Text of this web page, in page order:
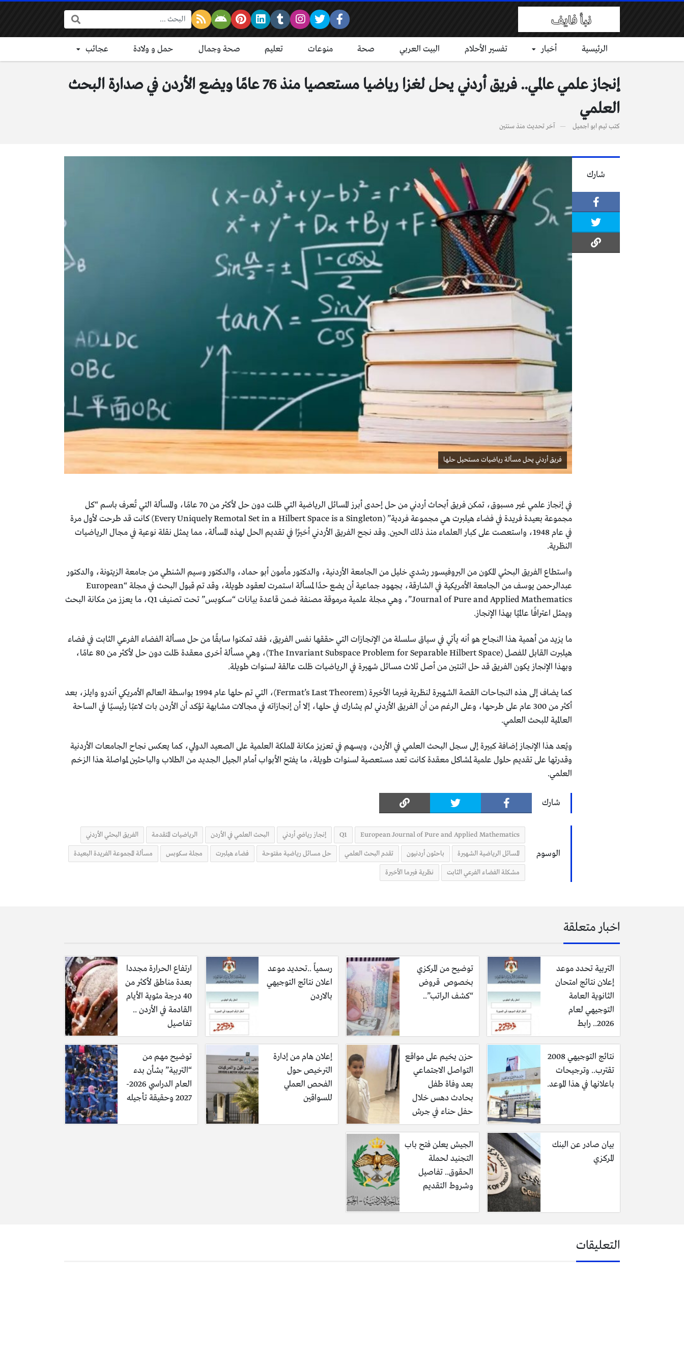
البحث:
الرئيسية أخبار تفسير الأحلام البيت العربي صحة منوعات تعليم صحة وجمال حمل و ولادة عجائب
إنجاز علمي عالمي.. فريق أردني يحل لغزا رياضيا مستعصيا منذ 76 عامًا ويضع الأردن في صدارة البحث
العلمي
كتبتيم ابو اجميل آخر تحديث منذ سنتين
شارك
فريق أردني يحل مسألة رياضيات مستحيل حلها
في إنجاز علمي غير مسبوق، تمكن فريق أبحاث أردني من حل إحدى أبرز المسائل الرياضية التي ظلت دون حل لأكثر من 70 عامًا، والمسألة التي تُعرف باسم “كل
مجموعة بعيدة فريدة في فضاء هيلبرت هي مجموعة فردية” (Every Uniquely Remotal Set in a Hilbert Space is a Singleton) كانت قد طرحت لأول مرة
في عام 1948، واستعصت على كبار العلماء منذ ذلك الحين. وقد نجح الفريق الأردني أخيرًا في تقديم الحل لهذه المسألة، مما يمثل نقلة نوعية في مجال الرياضيات
النظرية.
واستطاع الفريق البحثي المكون من البروفيسور رشدي خليل من الجامعة الأردنية، والدكتور مأمون أبو حماد، والدكتور وسيم الشنطي من جامعة الزيتونة، والدكتور
عبدالرحمن يوسف من الجامعة الأمريكية في الشارقة، بجهود جماعية أن يضع حدًا لمسألة استمرت لعقود طويلة، وقد تم قبول البحث في مجلة “European
Journal of Pure and Applied Mathematics”، وهي مجلة علمية مرموقة مصنفة ضمن قاعدة بيانات “سكوبس” تحت تصنيف Q1، ما يعزز من مكانة البحث
ويمثل اعترافًا عالميًا بهذا الإنجاز.
ما يزيد من أهمية هذا النجاح هو أنه يأتي في سياق سلسلة من الإنجازات التي حققها نفس الفريق، فقد تمكنوا سابقًا من حل مسألة الفضاء الفرعي الثابت في فضاء
هيلبرت القابل للفصل (The Invariant Subspace Problem for Separable Hilbert Space)، وهي مسألة أخرى معقدة ظلت دون حل لأكثر من 80 عامًا،
وبهذا الإنجاز يكون الفريق قد حل اثنتين من أصل ثلاث مسائل شهيرة في الرياضيات ظلت عالقة لسنوات طويلة.
كما يضاف إلى هذه النجاحات القصة الشهيرة لنظرية فيرما الأخيرة (Fermat’s Last Theorem)، التي تم حلها عام 1994 بواسطة العالم الأمريكي أندرو وايلز، بعد
أكثر من 300 عام على طرحها، وعلى الرغم من أن الفريق الأردني لم يشارك في حلها، إلا أن إنجازاته في مجالات مشابهة تؤكد أن الأردن بات لاعبًا رئيسيًا في الساحة
العالمية للبحث العلمي.
ويُعد هذا الإنجاز إضافة كبيرة إلى سجل البحث العلمي في الأردن، ويسهم في تعزيز مكانة المملكة العلمية على الصعيد الدولي، كما يعكس نجاح الجامعات الأردنية
وقدرتها على تقديم حلول علمية لمشاكل معقدة كانت تعد مستعصية لسنوات طويلة، ما يفتح الأبواب أمام الجيل الجديد من الطلاب والباحثين لمواصلة هذا الزخم
العلمي.
شارك
الوسوم
European Journal of Pure and Applied Mathematics
Q1 إنجاز رياضي أردني البحث العلمي في الأردن الرياضيات المتقدمة الفريق البحثي الأردني
المسائل الرياضية الشهيرة باحثون أردنيون تقدم البحث العلمي حل مسائل رياضية مفتوحة فضاء هيلبرت مجلة سكوبس مسألة المجموعة الفريدة البعيدة
مشكلة الفضاء الفرعي الثابت نظرية فيرما الأخيرة
اخبار متعلقة
التربية تحدد موعد
إعلان نتائج امتحان
الثانوية العامة
التوجيهي لعام
2026.. رابط
توضيح من المركزي
بخصوص قروض
“كشف الراتب”..
رسمياً ..تحديد موعد
اعلان نتائج التوجيهي
بالاردن
ارتفاع الحرارة مجددا
بعدة مناطق لأكثر من
40 درجة مئوية الأيام
القادمة في الأردن ..
تفاصيل
نتائج التوجيهي 2008
تقترب.. وترجيحات
باعلانها في هذا الموعد.
حزن يخيم على مواقع
التواصل الاجتماعي
بعد وفاة طفل
بحادث دهس خلال
حفل حناء في جرش
إعلان هام من إدارة
الترخيص حول
الفحص العملي
للسواقين
توضيح مهم من
“التربية” بشأن بدء
العام الدراسي 2026-
2027 وحقيقة تأجيله
بيان صادر عن البنك
المركزي
الجيش يعلن فتح باب
التجنيد لحملة
الحقوق.. تفاصيل
وشروط التقديم
التعليقات